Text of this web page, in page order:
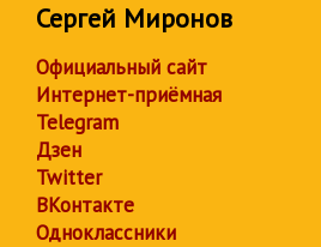
Сергей Миронов
Официальный сайт
Интернет-приёмная
Telegram
Дзен
Twitter
ВКонтакте
Одноклассники